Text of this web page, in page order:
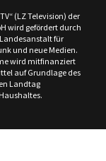
(LZ Television) der
wird gefördert durch
für
und neue Medien.
wird mitfinanziert
auf Grundlage des
Landtag